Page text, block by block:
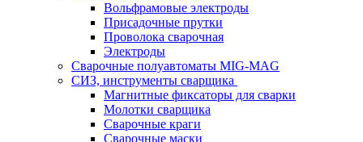
Вольфрамовые электроды
Присадочные прутки
Проволока сварочная
Электроды
Сварочные полуавтоматы MIG-MAG
СИЗ, инструменты сварщика
Магнитные фиксаторы для сварки
Молотки сварщика
Сварочные краги
Сварочные маски